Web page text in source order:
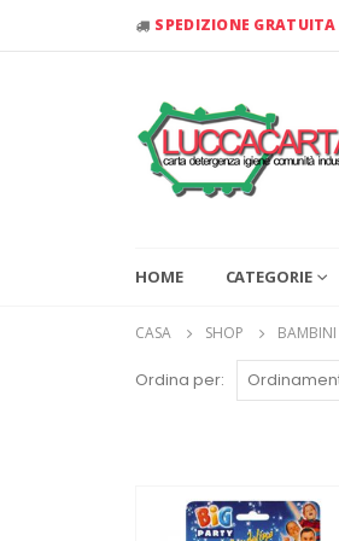
SPEDIZIONE GRATUITA
HOME CATEGORIE
CASA SHOP BAMBINI
Ordina per: